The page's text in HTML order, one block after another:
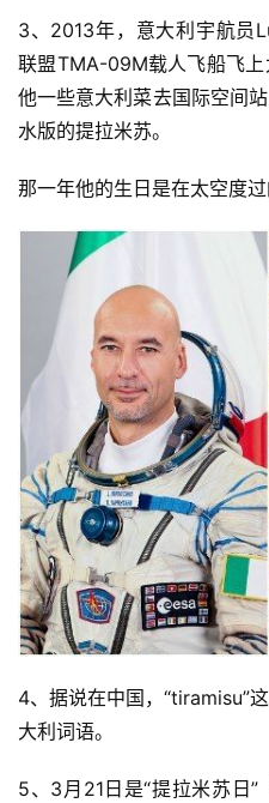
3、2013年，意大利宇航员
联盟TMA-09M载人飞船飞
他一些意大利菜去国际空间
水版的提拉米苏。
那一年他的生日是在太空度
4、据说在中国，“tiramisu”
大利词语。
5、3月21日是“提拉米苏日